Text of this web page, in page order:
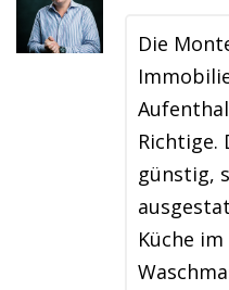
Die
Richtige.
günstig,
Küche